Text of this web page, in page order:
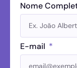
Nome
E-mail